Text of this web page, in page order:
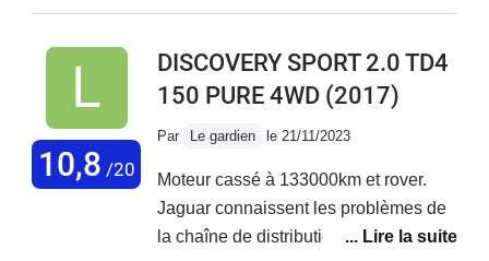
avec Remplacements répétées de
du turbo deux fois, remplacement de la
chaîne de distribution et maintenant
distribution. Infernal ! Ce moteur diesel
180ch Ingénium de première
génération est extrêmement fragile. Il
10,8 /20
DISCOVERY SPORT 2.0 TD4
150 PURE 4WD (2017)
Par Le gardien le 21/11/2023
Moteur cassé à 133000km et rover.
Jaguar connaissent les problèmes de
la chaîne de distribution. Arnaque